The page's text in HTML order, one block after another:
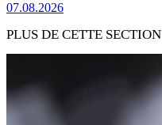
07.08.2026
PLUS DE CETTE SECTION